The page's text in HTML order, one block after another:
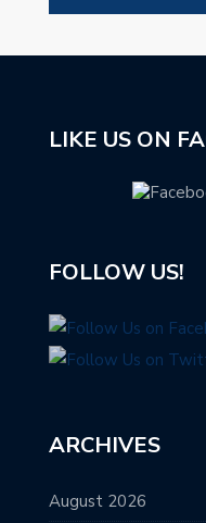
LIKE US ON
FOLLOW US!
ARCHIVES
August 2026